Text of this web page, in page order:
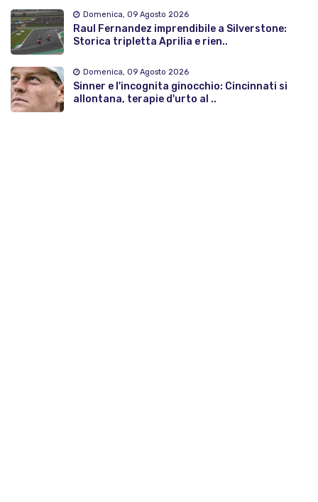
Domenica, 09 Agosto 2026
Raul Fernandez imprendibile a Silverstone:
Storica tripletta Aprilia e rien..
Domenica, 09 Agosto 2026
Sinner e l'incognita ginocchio: Cincinnati si
allontana, terapie d'urto al ..